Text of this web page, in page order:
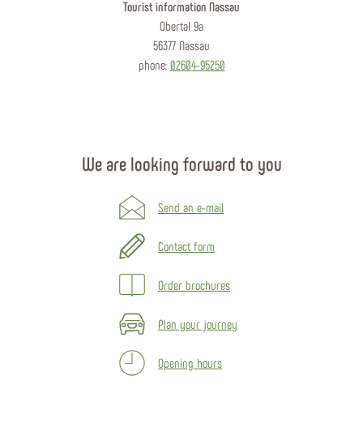
Tourist information Nassau
Obertal 9a
56377 Nassau
phone: 02604-95250
We are looking forward to you
Send an e-mail
Contact form
Order brochures
Plan your journey
Opening hours